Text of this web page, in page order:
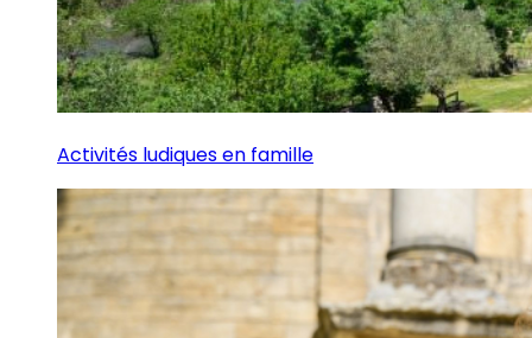
Activités ludiques en famille